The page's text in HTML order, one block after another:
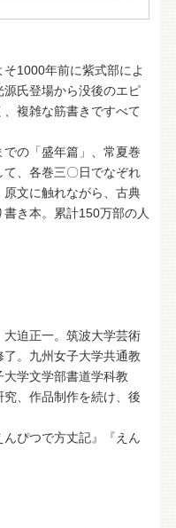
1000年前に紫式部によ
氏登場から没後のエピ
複雑な筋書きですべて
の「盛年篇」、常夏巻
、各巻三〇日でなぞれ
文に触れながら、古典
き本。累計150万部の人
迫正一。筑波大学芸術
。九州女子大学共通教
学文学部書道学科教
、作品制作を続け、後
ぴつで方丈記』『えん